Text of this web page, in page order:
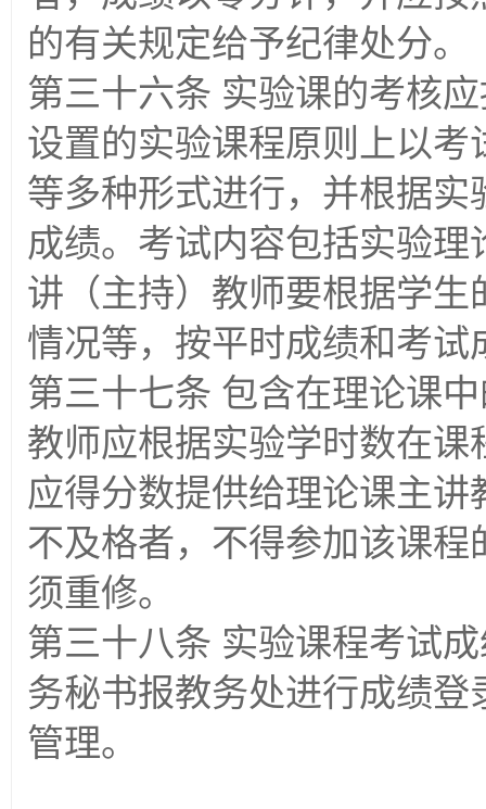
的有关规定给予纪律处分。
第三十六条 实验课的考核
设置的实验课程原则上以
等多种形式进行，并根据
成绩。考试内容包括实验
讲（主持）教师要根据学
情况等，按平时成绩和考
第三十七条 包含在理论课
教师应根据实验学时数在
应得分数提供给理论课主
不及格者，不得参加该课
须重修。
第三十八条 实验课程考试
务秘书报教务处进行成绩
管理。